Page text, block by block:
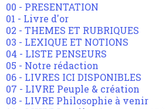
00 - PRESENTATION
01 - Livre d'or
02 - THEMES ET RUBRIQUES
03 - LEXIQUE ET NOTIONS
04 - LISTE PENSEURS
05 - Notre rédaction
06 - LIVRES ICI DISPONIBLES
07 - LIVRE Peuple & création
08 - LIVRE Philosophie à venir